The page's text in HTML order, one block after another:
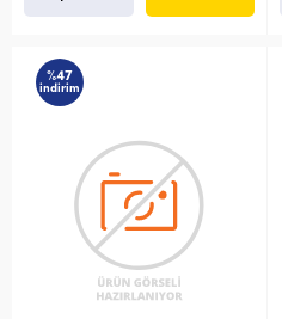
%47
indirim